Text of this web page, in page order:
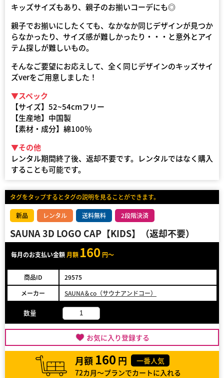
キッズサイズもあり、親子のお揃いコーデにも◎
親子でお揃いにしたくても、なかなか同じデザインが見つか
らなかったり、サイズ感が難しかったり・・・と意外とアイ
テム探しが難しいもの。
そんなご要望にお応えして、全く同じデザインのキッズサイ
ズverをご用意しました！
▼スペック
【サイズ】52~54cmフリー
【生産地】中国製
【素材・成分】綿100％
▼その他
レンタル期間終了後、返却不要です。レンタルではなく購入
することも可能です。
タグをタップするとタグの説明を見ることができます。
新品 レンタル 送料無料 2段階決済
SAUNA 3D LOGO CAP【KIDS】（返却不要）
毎月のお支払い金額 月額 160 円～
商品ID
29575
メーカー
SAUNA＆co（サウナアンドコー）
数量
お気に入り登録する
月額 160 円
一番人気
72カ月～プランでカートに入れる